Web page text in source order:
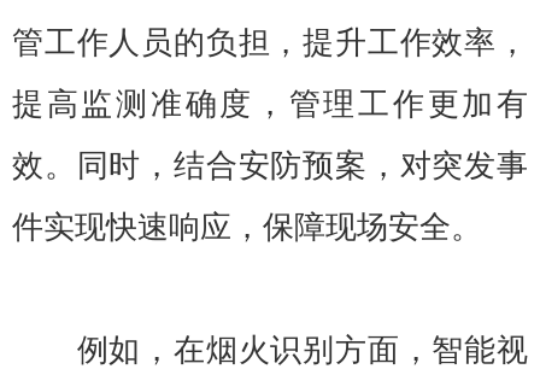
管工作人员的负担，提升工作效率，
提高监测准确度，管理工作更加有
效。同时，结合安防预案，对突发事
件实现快速响应，保障现场安全。
例如，在烟火识别方面，智能视